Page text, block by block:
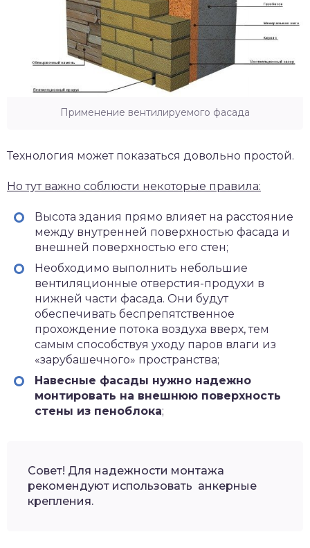
Применение вентилируемого фасада
Технология может показаться довольно простой.
Но тут важно соблюсти некоторые правила:
Высота здания прямо влияет на расстояние
между внутренней поверхностью фасада и
внешней поверхностью его стен;
Необходимо выполнить небольшие
вентиляционные отверстия-продухи в
нижней части фасада. Они будут
обеспечивать беспрепятственное
прохождение потока воздуха вверх, тем
самым способствуя уходу паров влаги из
«зарубашечного» пространства;
Навесные фасады нужно надежно
монтировать на внешнюю поверхность
стены из пеноблока;
Совет! Для надежности монтажа
рекомендуют использовать анкерные
крепления.